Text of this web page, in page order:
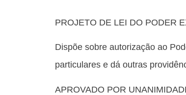
PROJETO DE LEI DO PODER
Dispõe sobre autorização ao
particulares e dá outras
APROVADO POR